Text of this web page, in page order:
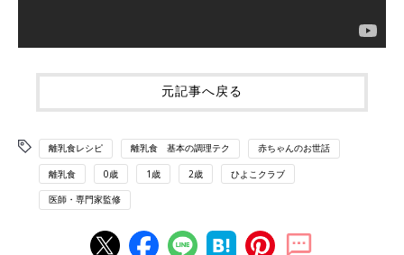
元記事へ戻る
離乳食レシピ 離乳食 基本の調理テク 赤ちゃんのお世話
離乳食 0歳 1歳 2歳 ひよこクラブ
医師・専門家監修